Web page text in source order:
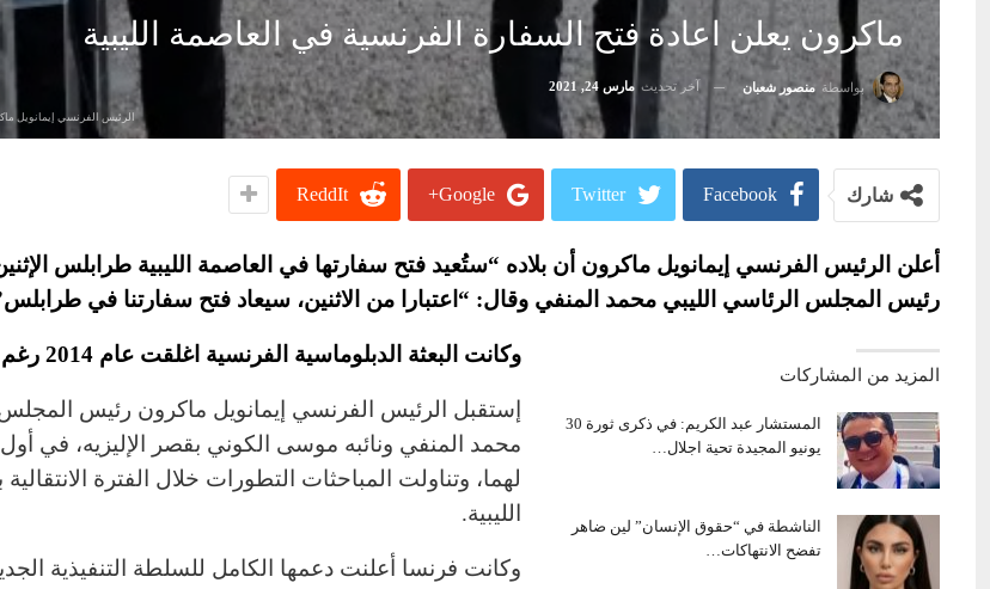
ماكرون يعلن اعادة فتح السفارة الفرنسية في العاصمة الليبية
بواسطة منصور شعبان آخر تحديث مارس 24, 2021
الرئيس الفرنسي إيمانويل
شارك Facebook
Twitter
Google+
ReddIt
أعلن الرئيس الفرنسي إيمانويل ماكرون أن بلاده “ستُعيد فتح سفارتها في العاصمة الليبية طرابلس
رئيس المجلس الرئاسي الليبي محمد المنفي وقال: “اعتبارا من الاثنين، سيعاد فتح سفارتنا في
المزيد من المشاركات
المستشار عبد الكريم: في ذكرى ثورة 30
يونيو المجيدة تحية اجلال…
الناشطة في “حقوق الإنسان” لين ضاهر
تفضح الانتهاكات…
وكانت البعثة الدبلوماسية الفرنسية اغلقت عام 2014 رغم أنها بقيت ناشطة.
إستقبل الرئيس الفرنسي إيمانويل ماكرون رئيس المجلس
محمد المنفي ونائبه موسى الكوني بقصر الإليزيه، في
لهما، وتناولت المباحثات التطورات خلال الفترة
الليبية.
وكانت فرنسا أعلنت دعمها الكامل للسلطة التنفيذية